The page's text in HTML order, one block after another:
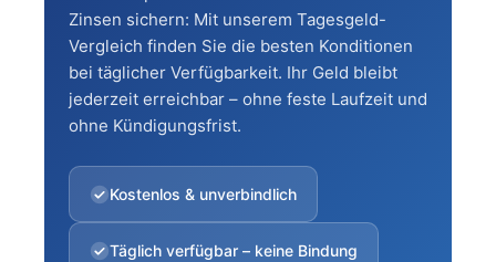
Zinsen sichern: Mit unserem Tagesgeld-
Vergleich finden Sie die besten Konditionen
bei täglicher Verfügbarkeit. Ihr Geld bleibt
jederzeit erreichbar – ohne feste Laufzeit und
ohne Kündigungsfrist.
Kostenlos & unverbindlich
Täglich verfügbar – keine Bindung